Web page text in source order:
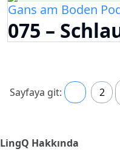
Gans am Boden
075 –
Sayfaya git: 2
LingQ Hakkında